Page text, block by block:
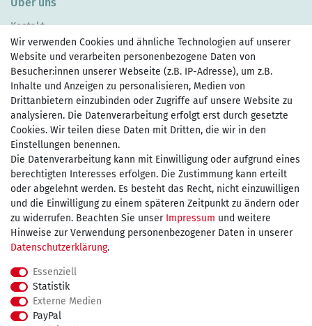
Über uns
Kontakt
Zahlen Sie bequem per
Wir versenden mit
kostenfreie Lieferung
innerhalb Deutschland ab 75€
Impressum
Wir verwenden Cookies und ähnliche Technologien auf unserer
Website und verarbeiten personenbezogene Daten von
Besucher:innen unserer Webseite (z.B. IP-Adresse), um z.B.
Inhalte und Anzeigen zu personalisieren, Medien von
Drittanbietern einzubinden oder Zugriffe auf unsere Website zu
analysieren. Die Datenverarbeitung erfolgt erst durch gesetzte
Cookies. Wir teilen diese Daten mit Dritten, die wir in den
Einstellungen benennen.
Die Datenverarbeitung kann mit Einwilligung oder aufgrund eines
berechtigten Interesses erfolgen. Die Zustimmung kann erteilt
oder abgelehnt werden. Es besteht das Recht, nicht einzuwilligen
und die Einwilligung zu einem späteren Zeitpunkt zu ändern oder
zu widerrufen. Beachten Sie unser Impressum und weitere
Hinweise zur Verwendung personenbezogener Daten in unserer
Daten­schutz­erklärung.
Essenziell
Statistik
Externe Medien
PayPal